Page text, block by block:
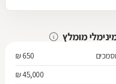
מומלץ
650 ₪
45,000 ₪